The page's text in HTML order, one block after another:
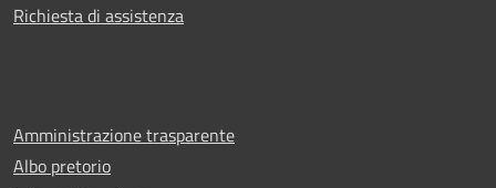
Richiesta di assistenza
Amministrazione trasparente
Albo pretorio